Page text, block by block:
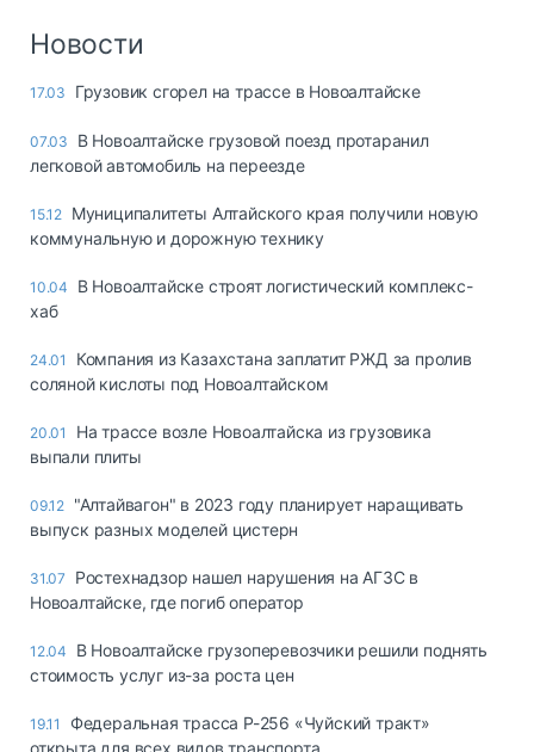
Новости
17.03 Грузовик сгорел на трассе в Новоалтайске
07.03
В Новоалтайске грузовой поезд протаранил
легковой автомобиль на переезде
15.12 Муниципалитеты Алтайского края получили новую
коммунальную и дорожную технику
10.04
В Новоалтайске строят логистический комплекс-
хаб
24.01
Компания из Казахстана заплатит РЖД за пролив
соляной кислоты под Новоалтайском
20.01
На трассе возле Новоалтайска из грузовика
выпали плиты
09.12 "Алтайвагон" в 2023 году планирует наращивать
выпуск разных моделей цистерн
31.07
Ростехнадзор нашел нарушения на АГЗС в
Новоалтайске, где погиб оператор
12.04
В Новоалтайске грузоперевозчики решили поднять
стоимость услуг из-за роста цен
19.11
Федеральная трасса Р-256 «Чуйский тракт»
открыта для всех видов транспорта